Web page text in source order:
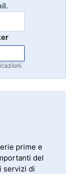
prime e
del
servizi di